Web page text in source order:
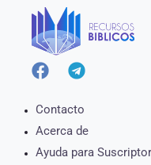
Contacto
Acerca de
Ayuda para